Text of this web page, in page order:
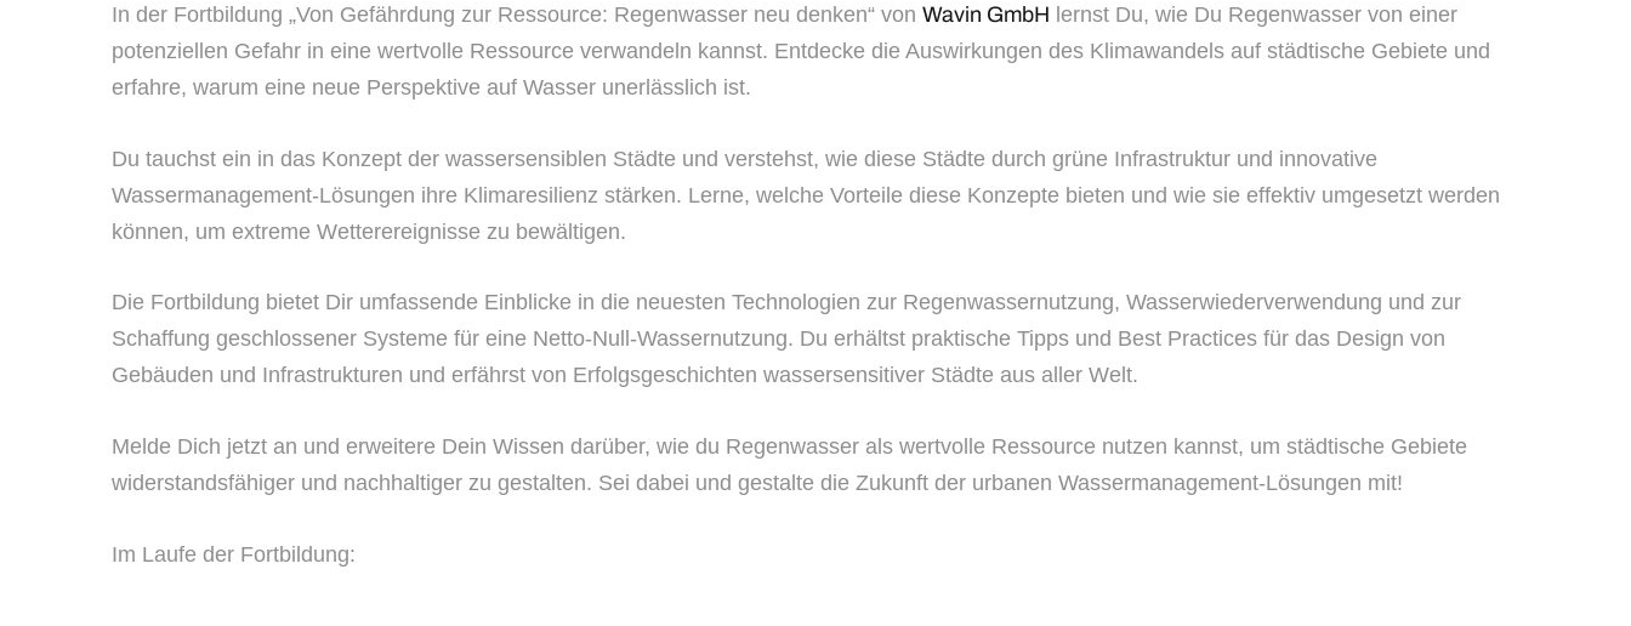
In der Fortbildung „Von Gefährdung zur Ressource: Regenwasser neu denken“ von Wavin GmbH lernst Du, wie Du Regenwasser von einer
potenziellen Gefahr in eine wertvolle Ressource verwandeln kannst. Entdecke die Auswirkungen des Klimawandels auf städtische Gebiete und
erfahre, warum eine neue Perspektive auf Wasser unerlässlich ist.
Du tauchst ein in das Konzept der wassersensiblen Städte und verstehst, wie diese Städte durch grüne Infrastruktur und innovative
Wassermanagement-Lösungen ihre Klimaresilienz stärken. Lerne, welche Vorteile diese Konzepte bieten und wie sie effektiv umgesetzt werden
können, um extreme Wetterereignisse zu bewältigen.
Die Fortbildung bietet Dir umfassende Einblicke in die neuesten Technologien zur Regenwassernutzung, Wasserwiederverwendung und zur
Schaffung geschlossener Systeme für eine Netto-Null-Wassernutzung. Du erhältst praktische Tipps und Best Practices für das Design von
Gebäuden und Infrastrukturen und erfährst von Erfolgsgeschichten wassersensitiver Städte aus aller Welt.
Melde Dich jetzt an und erweitere Dein Wissen darüber, wie du Regenwasser als wertvolle Ressource nutzen kannst, um städtische Gebiete
widerstandsfähiger und nachhaltiger zu gestalten. Sei dabei und gestalte die Zukunft der urbanen Wassermanagement-Lösungen mit!
Im Laufe der Fortbildung: